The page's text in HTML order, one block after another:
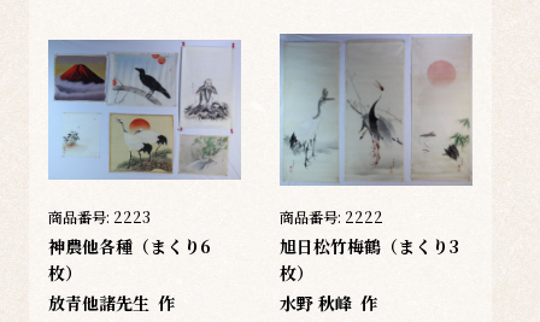
商品番号: 2223
神農他各種（まくり6
枚）
放青他諸先生 作
商品番号: 2222
旭日松竹梅鶴（まくり3
枚）
水野 秋峰 作